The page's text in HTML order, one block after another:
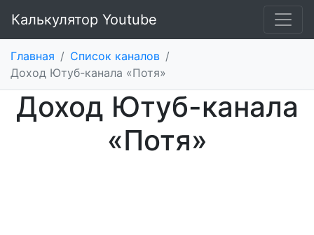
Калькулятор Youtube
Главная / Список каналов /
Доход Ютуб-канала «Потя»
Доход Ютуб-канала
«Потя»